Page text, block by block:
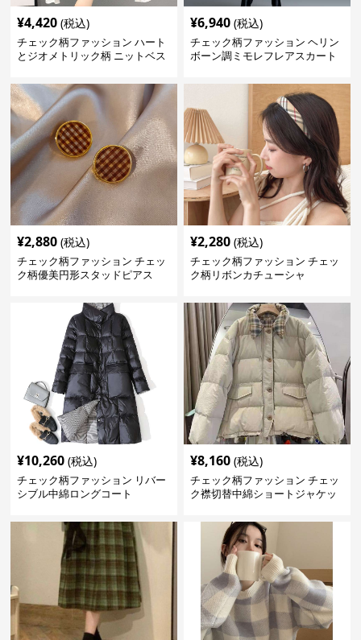
¥4,420 (税込)
チェック柄ファッション ハート
とジオメトリック柄 ニットベス
¥6,940 (税込)
チェック柄ファッション ヘリン
ボーン調ミモレフレアスカート
¥2,880 (税込)
チェック柄ファッション チェッ
ク柄優美円形スタッドピアス
¥2,280 (税込)
チェック柄ファッション チェッ
ク柄リボンカチューシャ
¥10,260 (税込)
チェック柄ファッション リバー
シブル中綿ロングコート
¥8,160 (税込)
チェック柄ファッション チェッ
ク襟切替中綿ショートジャケッ